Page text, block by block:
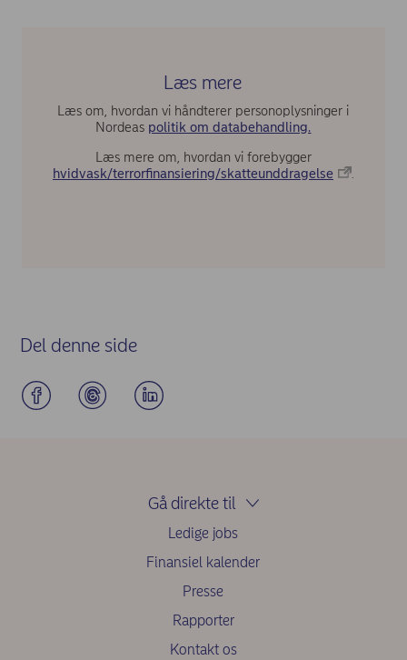
Læs mere
Læs om, hvordan vi håndterer personoplysninger i
Nordeas politik om databehandling.
Læs mere om, hvordan vi forebygger
hvidvask/terrorfinansiering/skatteunddragelse
.
Del denne side
Gå direkte til
Ledige jobs
Finansiel kalender
Presse
Rapporter
Kontakt os